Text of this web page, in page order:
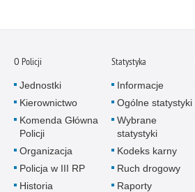
O Policji
Jednostki
Kierownictwo
Komenda Główna
Policji
Organizacja
Policja w III RP
Historia
Statystyka
Informacje
Ogólne statystyki
Wybrane
statystyki
Kodeks karny
Ruch drogowy
Raporty